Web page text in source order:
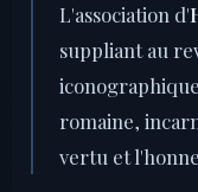
L'association d'
suppliant au
romaine,
vertu et